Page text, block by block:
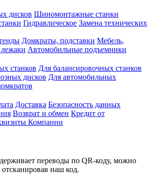
дисков Шиномонтажные станки
Гидравлическое Замена технических
Домкраты, подставки Мебель,
Автомобильные подъемники
станков Для балансировочных станков
дисков Для автомобильных
Доставка Безопасность данных
Возврат и обмен Кредит от
Компании
переводы по QR-коду, можно
наш код.